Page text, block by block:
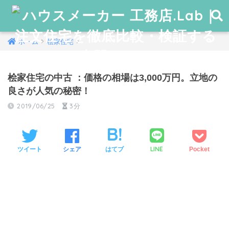
ホーム 桧家住宅
桧家住宅の中古 ：価格の相場は3,000万円。立地の
良さが人気の秘密！
2019/06/25 3分
ツイート シェア はてブ LINE Pocket